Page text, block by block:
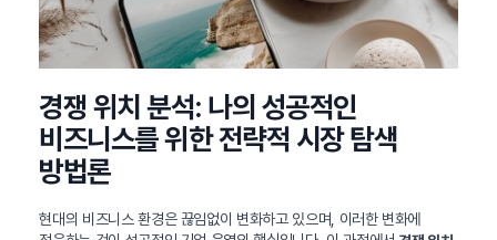
정부지원사업
경쟁 위치 분석: 나의 성공적인
비즈니스를 위한 전략적 시장 탐색
방법론
현대의 비즈니스 환경은 끊임없이 변화하고 있으며, 이러한 변화에